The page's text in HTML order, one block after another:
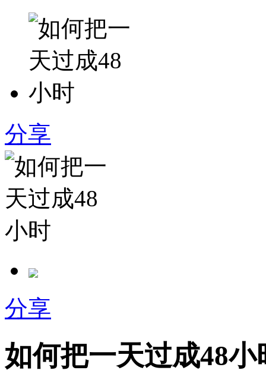
分享
分享
如何把一天过成48小